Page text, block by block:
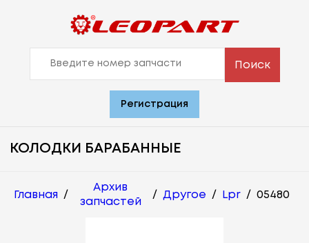
Поиск
Регистрация
КОЛОДКИ БАРАБАННЫЕ
Главная /
Архив
запчастей
/ Другое / Lpr / 05480